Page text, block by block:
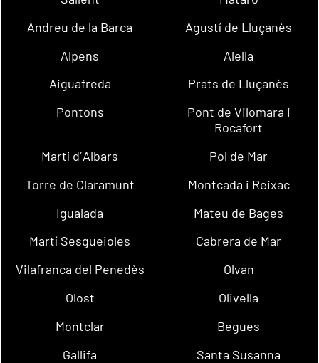
Andreu de la Barca
Agustí de Lluçanès
Alpens
Alella
Aiguafreda
Prats de Lluçanès
Pontons
Pont de Vilomara i
Rocafort
Martí d´Albars
Pol de Mar
Torre de Claramunt
Montcada i Reixac
Igualada
Mateu de Bages
Martí Sesgueioles
Cabrera de Mar
Vilafranca del Penedès
Olvan
Olost
Olivella
Montclar
Begues
Gallifa
Santa Susanna